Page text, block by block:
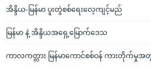
အိန္ဒိယ-မြန်မာ ပူးတွဲစစ်ရေးလေ့ကျင့်မည်
မြန်မာ နဲ့ အိန္ဒိယအရှေ့မြောက်ဒေသ
ကာလကတ္တား မြန်မာကောင်စစ်ဝန် ကားတိုက်မှု